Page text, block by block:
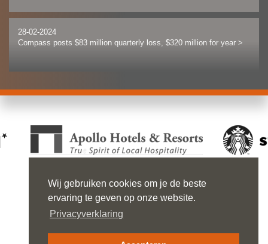
Wij gebruiken cookies om je de beste
ervaring te geven op onze website.
Privacyverklaring
28-02-2024
Compass posts $83 million quarterly loss, $320 million for year >
28-02-2024
project site
Macy’s to shutter longtime store in San Francisco’s Union Square
GUSTAV MAHLERLAAN 999